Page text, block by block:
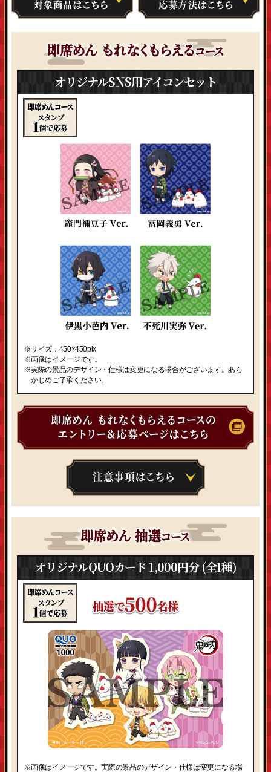
オリジナルSNS用アイコンセット
※サイズ：450×450pix
※画像はイメージです。
※実際の景品のデザイン・仕様は変更になる場合がございます。あら
かじめご了承ください。
オリジナルQUOカード 1,000円分 (全1種)
※画像はイメージです。実際の景品のデザイン・仕様は変更になる場